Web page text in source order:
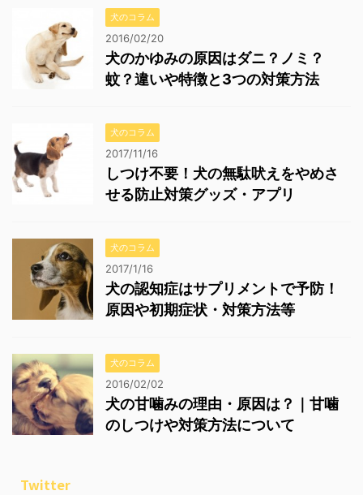
犬のコラム
2016/02/20
犬のかゆみの原因はダニ？ノミ？
蚊？違いや特徴と3つの対策方法
犬のコラム
2017/11/16
しつけ不要！犬の無駄吠えをやめさ
せる防止対策グッズ・アプリ
犬のコラム
2017/1/16
犬の認知症はサプリメントで予防！
原因や初期症状・対策方法等
犬のコラム
2016/02/02
犬の甘噛みの理由・原因は？｜甘噛
のしつけや対策方法について
Twitter